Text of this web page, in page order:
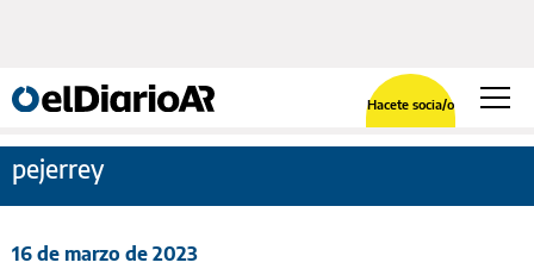
Hacete socia/o
pejerrey
16 de marzo de 2023